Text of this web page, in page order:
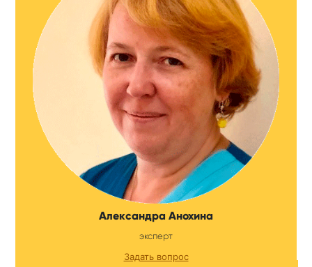
Александра Анохина
эксперт
Задать вопрос